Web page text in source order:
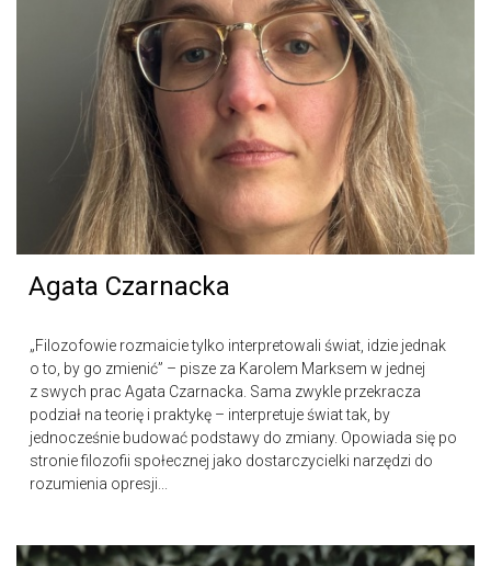
Agata Czarnacka
„Filozofowie rozmaicie tylko interpretowali świat, idzie jednak
o to, by go zmienić” – pisze za Karolem Marksem w jednej
z swych prac Agata Czarnacka. Sama zwykle przekracza
podział na teorię i praktykę – interpretuje świat tak, by
jednocześnie budować podstawy do zmiany. Opowiada się po
stronie filozofii społecznej jako dostarczycielki narzędzi do
rozumienia opresji...